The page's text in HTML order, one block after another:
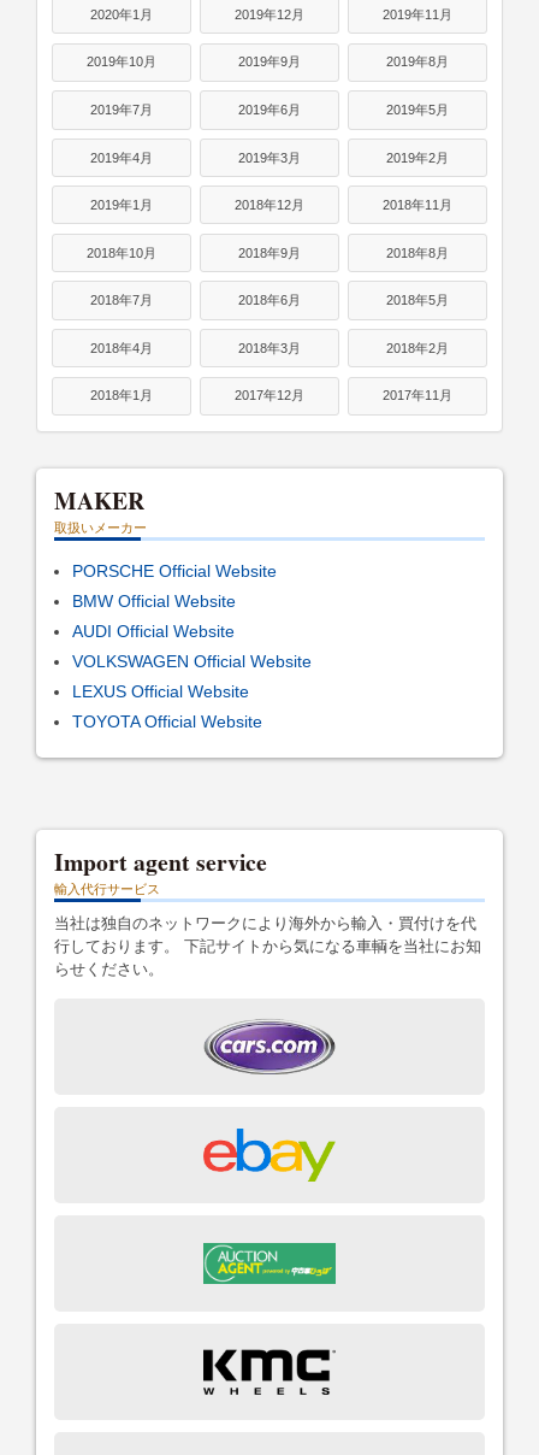
2020年1月 2019年12月 2019年11月
2019年10月 2019年9月 2019年8月
2019年7月 2019年6月 2019年5月
2019年4月 2019年3月 2019年2月
2019年1月 2018年12月 2018年11月
2018年10月 2018年9月 2018年8月
2018年7月 2018年6月 2018年5月
2018年4月 2018年3月 2018年2月
2018年1月 2017年12月 2017年11月
MAKER
取扱いメーカー
PORSCHE Official Website
BMW Official Website
AUDI Official Website
VOLKSWAGEN Official Website
LEXUS Official Website
TOYOTA Official Website
Import agent service
輸入代行サービス
当社は独自のネットワークにより海外から輸入・買付けを代
行しております。 下記サイトから気になる車輌を当社にお知
らせください。